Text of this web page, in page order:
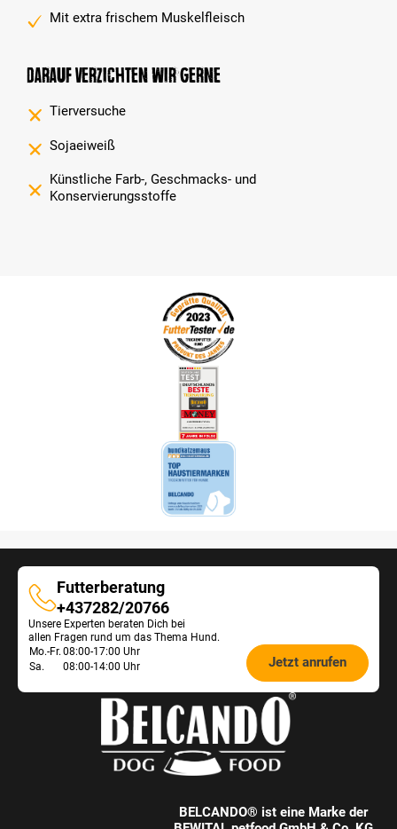
Mit extra frischem Muskelfleisch
Darauf verzichten wir gerne
Tierversuche
Sojaeiweiß
Künstliche Farb-, Geschmacks- und
Konservierungsstoffe
Futterberatung
Futterberatung
+437282/20766
Unsere Experten beraten Dich bei
allen Fragen rund um das Thema Hund.
Öffnungszeiten
Mo.-Fr. 08:00-17:00 Uhr
Sa.
08:00-14:00 Uhr Jetzt anrufen
BELCANDO® ist eine Marke der